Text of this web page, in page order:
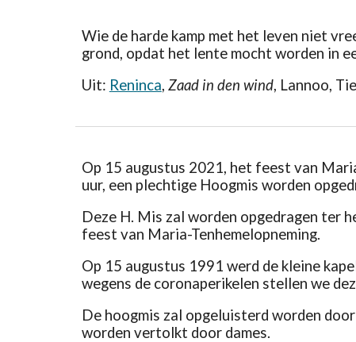
Wie de harde kamp met het leven niet
grond, opdat het lente mocht worden in
Uit: Reninca, Zaad in den wind, Lannoo,
Op 15 augustus 2021, het feest van
uur, een plechtige Hoogmis worden
Deze H. Mis zal worden opgedragen ter
feest van Maria-Tenhemelopneming.
Op 15 augustus 1991 werd de kleine
wegens de coronaperikelen stellen we
De hoogmis zal opgeluisterd worden
worden vertolkt door dames.